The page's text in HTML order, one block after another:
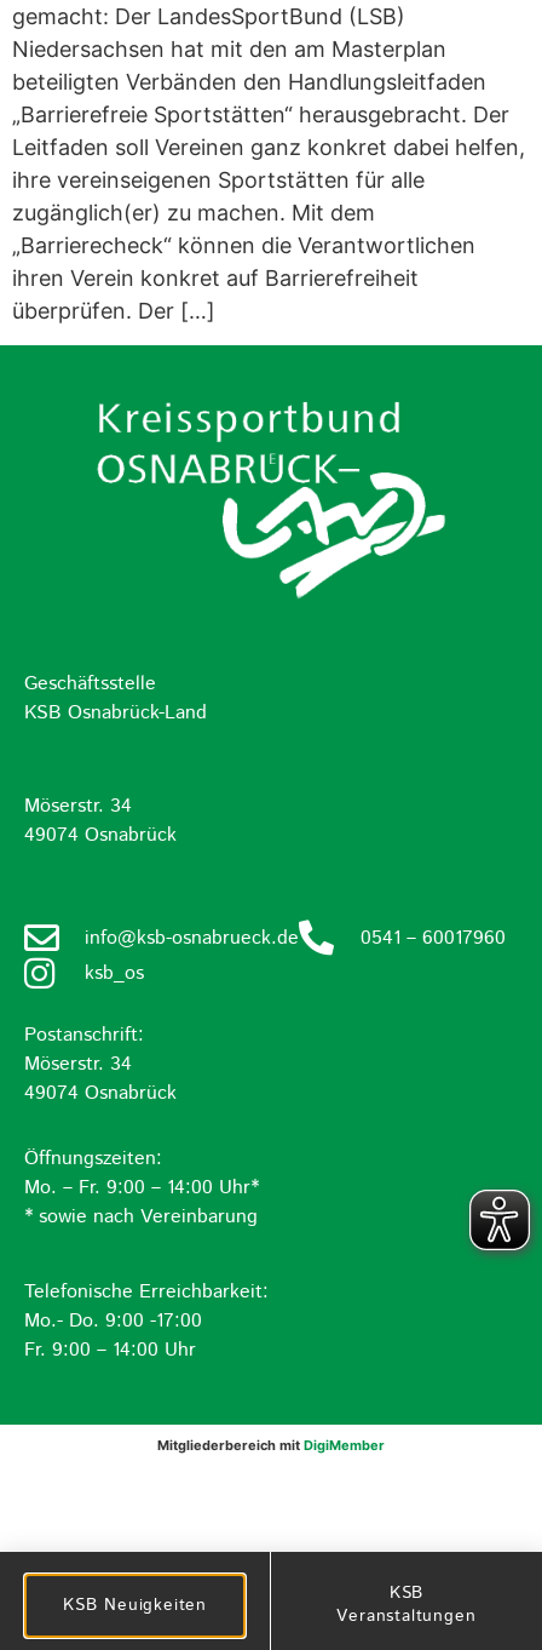
gemacht: Der LandesSportBund (LSB)
Niedersachsen hat mit den am Masterplan
beteiligten Verbänden den Handlungsleitfaden
„Barrierefreie Sportstätten“ herausgebracht. Der
Leitfaden soll Vereinen ganz konkret dabei helfen,
ihre vereinseigenen Sportstätten für alle
zugänglich(er) zu machen. Mit dem
„Barrierecheck“ können die Verantwortlichen
ihren Verein konkret auf Barrierefreiheit
überprüfen. Der […]
Geschäftsstelle
KSB Osnabrück-Land
Möserstr. 34
49074 Osnabrück
info@ksb-osnabrueck.de
0541 – 60017960
ksb_os
Postanschrift:
Möserstr. 34
49074 Osnabrück
Öffnungszeiten:
Mo. – Fr. 9:00 – 14:00 Uhr*
* sowie nach Vereinbarung
Telefonische Erreichbarkeit:
Mo.- Do. 9:00 -17:00
Fr. 9:00 – 14:00 Uhr
Mitgliederbereich mit DigiMember
KSB Neuigkeiten
KSB
Veranstaltungen